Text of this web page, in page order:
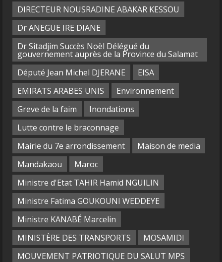
DIRECTEUR NOUSRADINE ABAKAR KESSOU
Dr ANEGUE IRE DIANE
Dr Sitadjim Succès Noël Délégué du
gouvernement auprès de la Province du Salamat
Député Jean Michel DJERANE
EISA
EMIRATS ARABES UNIS
Environnement
Greve de la faim
Inondations
Lutte contre le braconnage
Mairie du 7e arrondissement
Maison de media
Mandakaou
Maroc
Ministre d'Etat TAHIR Hamid NGUILIN
Ministre Fatima GOUKOUNI WEDDEYE
Ministre KANABÉ Marcelin
MINISTÈRE DES TRANSPORTS
MOSAMIDI
MOUVEMENT PATRIOTIQUE DU SALUT MPS